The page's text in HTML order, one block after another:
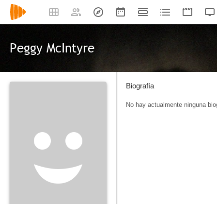
Peggy McIntyre
Biografía
No hay actualmente ninguna